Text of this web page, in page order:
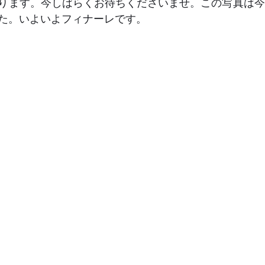
ます。今しばらくお待ちくださいませ。この写真は